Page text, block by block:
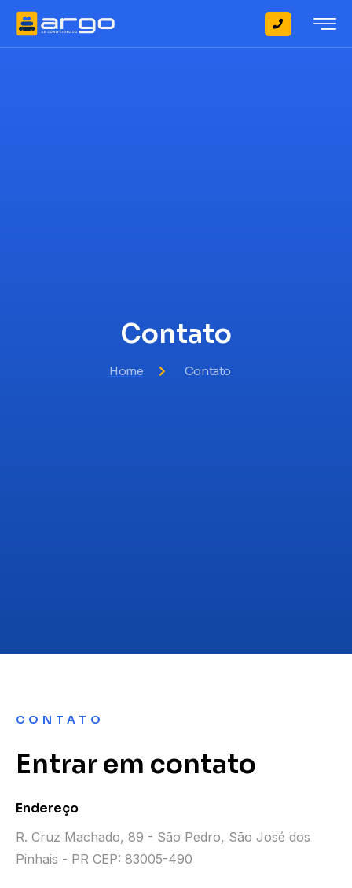
Contato
Home Contato
CONTATO
Entrar em contato
Endereço
R. Cruz Machado, 89 - São Pedro, São José dos
Pinhais - PR CEP: 83005-490